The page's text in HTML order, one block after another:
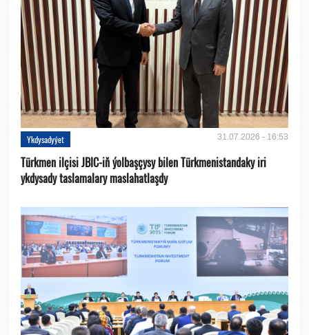
Ykdysadyýet 31.07.2026 - 16:53
Türkmen ilçisi JBIC-iň ýolbaşçysy bilen Türkmenistandaky iri
ykdysady taslamalary maslahatlaşdy